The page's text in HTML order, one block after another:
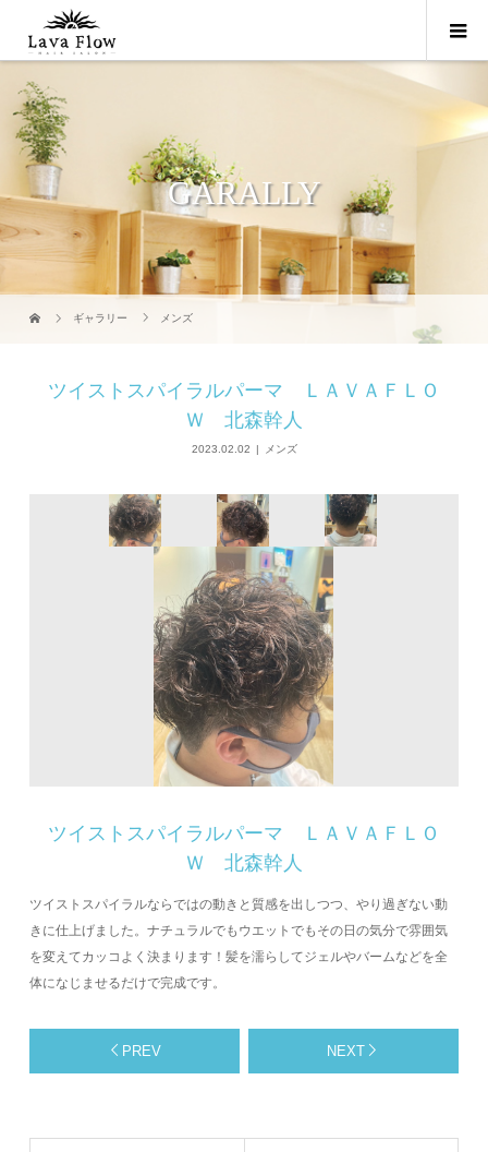
GARALLY
ギャラリー メンズ
ツイストスパイラルパーマ ＬＡＶＡＦＬＯ
Ｗ 北森幹人
2023.02.02 メンズ
ツイストスパイラルパーマ ＬＡＶＡＦＬＯ
Ｗ 北森幹人
ツイストスパイラルならではの動きと質感を出しつつ、やり過ぎない動
きに仕上げました。ナチュラルでもウエットでもその日の気分で雰囲気
を変えてカッコよく決まります！髪を濡らしてジェルやバームなどを全
体になじませるだけで完成です。
PREV NEXT